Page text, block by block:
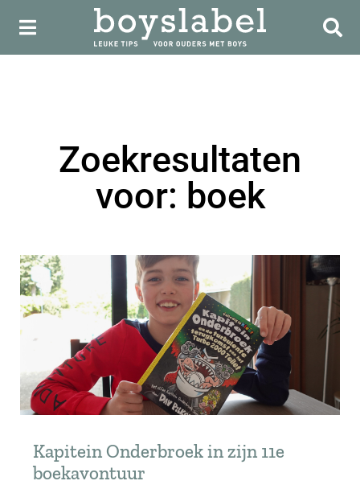
Zoekresultaten
voor: boek
Kapitein Onderbroek in zijn 11e
boekavontuur